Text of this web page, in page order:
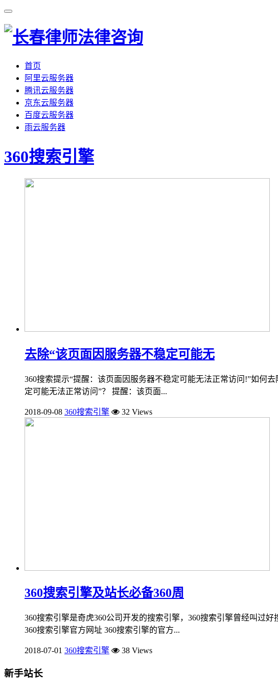
首页
阿里云服务器
腾讯云服务器
京东云服务器
百度云服务器
雨云服务器
360搜索引擎
去除“该页面因服务器不稳定可能无
360搜索提示“提醒：该页面因服务器不稳定可能无法正常访问!”如何
定可能无法正常访问”？ 提醒：该页面...
2018-09-08 360搜索引擎 32 Views
360搜索引擎及站长必备360周
360搜索引擎是奇虎360公司开发的搜索引擎，360搜索引擎曾经叫过
360搜索引擎官方网址 360搜索引擎的官方...
2018-07-01 360搜索引擎 38 Views
新手站长